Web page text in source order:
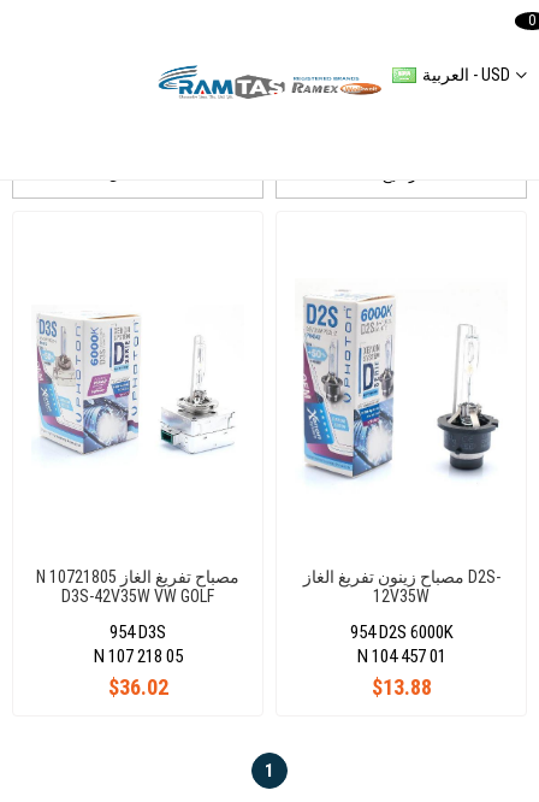
العربية - USD
0
N 10721805 مصباح تفريغ الغاز
D3S-42V35W VW GOLF
CC/TOUAREG/A1/A4/A5/A6/A7/Q3
BMW Z4 MERCEDES A SERİ
ALHAMRA OCTAVİA
954 D3S
$36.02
N 107 218 05
مصباح زينون تفريغ الغاز D2S-
12V35W
954 D2S 6000K
$13.88
N 104 457 01
1